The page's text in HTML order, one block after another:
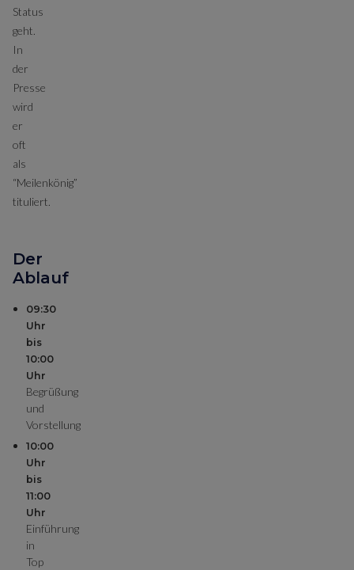
Status
geht.
In
der
Presse
wird
er
oft
als
“Meilenkönig”
tituliert.
Der
Ablauf
09:30
Uhr
bis
10:00
Uhr
Begrüßung
und
Vorstellung
10:00
Uhr
bis
11:00
Uhr
Einführung
in
Top